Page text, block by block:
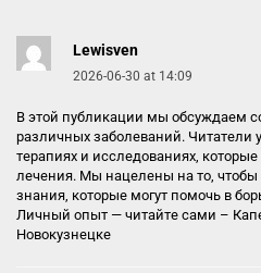
Lewisven
2026-06-30 at 14:09
В этой публикации мы обсуждаем
различных заболеваний. Читатели
терапиях и исследованиях,
лечения. Мы нацелены на то, чтобы
знания, которые могут помочь в
Личный опыт — читайте сами –
Новокузнецке